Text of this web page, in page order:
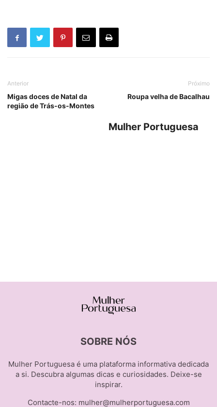
Anterior
Migas doces de Natal da
região de Trás-os-Montes
Próximo
Roupa velha de Bacalhau
Mulher Portuguesa
SOBRE NÓS
Mulher Portuguesa é uma plataforma informativa dedicada
a si. Descubra algumas dicas e curiosidades. Deixe-se
inspirar.
Contacte-nos: mulher@mulherportuguesa.com